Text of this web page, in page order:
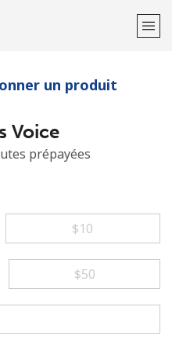
Connectez-vous →
un produit
Voice
prépayées
⁦$10⁩
⁦$50⁩